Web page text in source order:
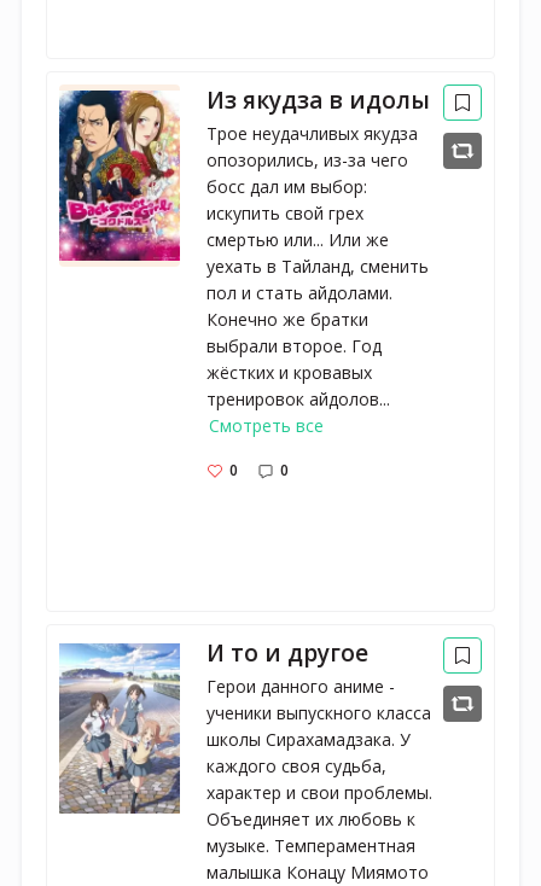
Из якудза в идолы
Трое неудачливых якудза
опозорились, из-за чего
босс дал им выбор:
искупить свой грех
смертью или... Или же
уехать в Тайланд, сменить
пол и стать айдолами.
Конечно же братки
выбрали второе. Год
жёстких и кровавых
тренировок айдолов...
Смотреть все
0 0
И то и другое
Герои данного аниме -
ученики выпускного класса
школы Сирахамадзака. У
каждого своя судьба,
характер и свои проблемы.
Объединяет их любовь к
музыке. Темпераментная
малышка Конацу Миямото